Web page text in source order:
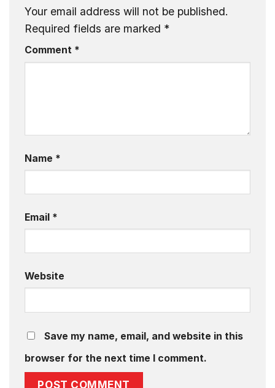
Your email address will not be published.
Required fields are marked *
Comment *
Name *
Email *
Website
Save my name, email, and website in this
browser for the next time I comment.